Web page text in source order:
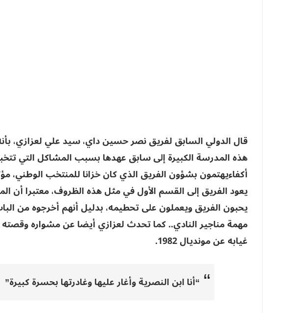
قال الدولي السابق لفريق نصر حسين داي، سيد علي لعزازي،
هذه المدرسة الكبيرة إلى سابق عهدها بسبب المشاكل التي
أكفاءيهتمون بشؤون الفريق الذي كان خزانا للمنتخب الوطني،
يعود الفريق إلى القسم الأول في مثل هذه الظروف، معتبرا أن
يحبون الفريق ويعملون على تحطيمه، بدليل أنهم أخرجوه من
مهمة مناجير النادي.. كما تحدث لعزازي أيضا عن مشواره
غيابه عن مونديال 1982.
“أنا ابن النصرية وأغار عليها وغادرتها بحسرة كبيرة”